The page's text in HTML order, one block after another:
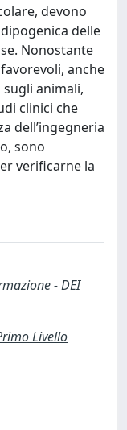
devono
delle
Nonostante
anche
animali,
clinici che
dell’ingegneria
sono
verificarne la
- DEI
Livello